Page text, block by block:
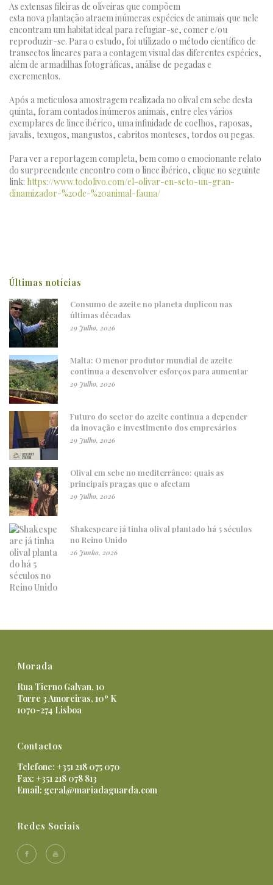
As extensas fileiras de oliveiras que compõem
esta nova plantação atraem inúmeras espécies de animais que nele
encontram um habitat ideal para refugiar-se, comer e/ou
reproduzir-se. Para o estudo, foi utilizado o método científico de
transectos lineares para a contagem visual das diferentes espécies,
além de armadilhas fotográficas, análise de pegadas e
excrementos.
Após a meticulosa amostragem realizada no olival em sebe desta
quinta, foram contados inúmeros animais, entre eles vários
exemplares de lince ibérico, uma infinidade de coelhos, raposas,
javalis, texugos, mangustos, cabritos monteses, tordos ou pegas.
Para ver a reportagem completa, bem como o emocionante relato
do surpreendente encontro com o lince ibérico, clique no seguinte
link: https://www.todolivo.com/el-olivar-en-seto-un-gran-
dinamizador-%20de-%20animal-fauna/
Últimas notícias
Consumo de azeite no planeta duplicou nas
últimas décadas
29 Julho, 2026
Malta: O menor produtor mundial de azeite
continua a desenvolver esforços para aumentar
29 Julho, 2026
Futuro do sector do azeite continua a depender
da inovação e investimento dos empresários
29 Julho, 2026
Olival em sebe no mediterrâneo: quais as
principais pragas que o afectam
29 Julho, 2026
Shakespeare já tinha olival plantado há 5 séculos
no Reino Unido
26 Junho, 2026
Morada
Rua Tierno Galvan, 10
Torre 3 Amoreiras, 10º K
1070-274 Lisboa
Contactos
Telefone: +351 218 075 070
Fax: +351 218 078 813
Email: geral@mariadaguarda.com
Redes Sociais